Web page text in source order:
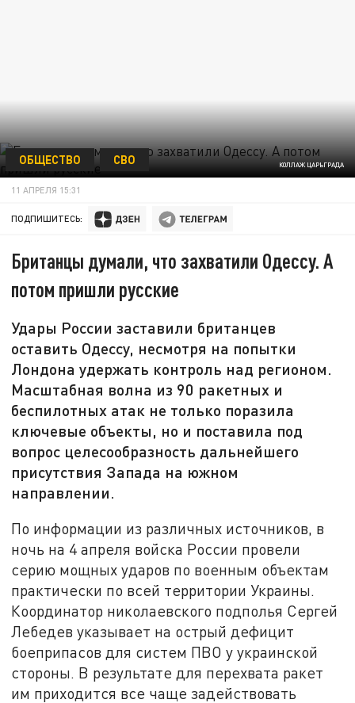
КОЛЛАЖ ЦАРЬГРАДА
ОБЩЕСТВО СВО
11 АПРЕЛЯ 15:31
ПОДПИШИТЕСЬ:
Британцы думали, что захватили Одессу. А
потом пришли русские
Удары России заставили британцев
оставить Одессу, несмотря на попытки
Лондона удержать контроль над регионом.
Масштабная волна из 90 ракетных и
беспилотных атак не только поразила
ключевые объекты, но и поставила под
вопрос целесообразность дальнейшего
присутствия Запада на южном
направлении.
По информации из различных источников, в
ночь на 4 апреля войска России провели
серию мощных ударов по военным объектам
практически по всей территории Украины.
Координатор николаевского подполья Сергей
Лебедев указывает на острый дефицит
боеприпасов для систем ПВО у украинской
стороны. В результате для перехвата ракет
им приходится все чаще задействовать